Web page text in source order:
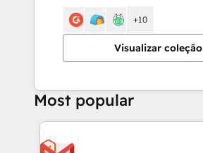
Visualizar coleção
+10
Most popular